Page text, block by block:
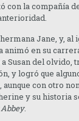
con la compañía
Jane, y, al
animó en su
Susan del olvido,
y logró que
con otro
y su historia
.